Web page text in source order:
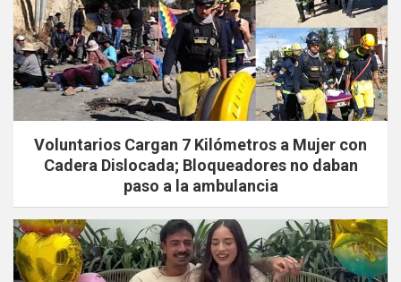
Voluntarios Cargan 7 Kilómetros a Mujer con
Cadera Dislocada; Bloqueadores no daban
paso a la ambulancia